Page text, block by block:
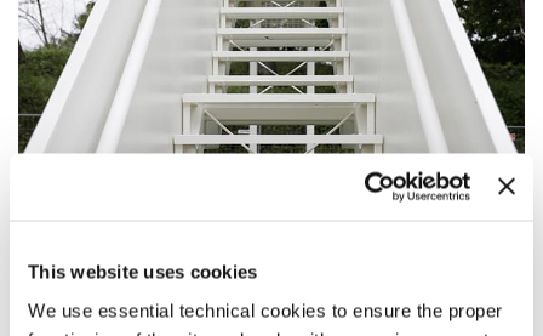
This website uses cookies
We use essential technical cookies to ensure the proper
FORTE MARGHERA